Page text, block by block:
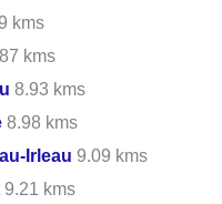
kms
kms
8.93 kms
8.98 kms
Irleau 9.09 kms
9.21 kms